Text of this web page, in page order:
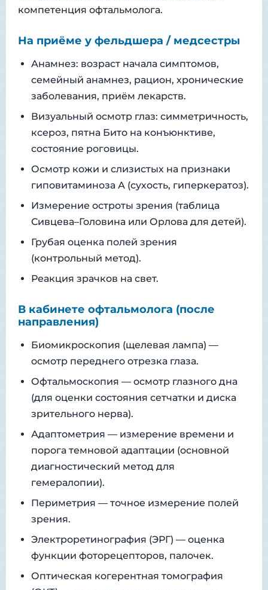
компетенция офтальмолога.
На приёме у фельдшера / медсестры
Анамнез: возраст начала симптомов,
семейный анамнез, рацион, хронические
заболевания, приём лекарств.
Визуальный осмотр глаз: симметричность,
ксероз, пятна Бито на конъюнктиве,
состояние роговицы.
Осмотр кожи и слизистых на признаки
гиповитаминоза А (сухость, гиперкератоз).
Измерение остроты зрения (таблица
Сивцева–Головина или Орлова для детей).
Грубая оценка полей зрения
(контрольный метод).
Реакция зрачков на свет.
В кабинете офтальмолога (после
направления)
Биомикроскопия (щелевая лампа) —
осмотр переднего отрезка глаза.
Офтальмоскопия — осмотр глазного дна
(для оценки состояния сетчатки и диска
зрительного нерва).
Адаптометрия — измерение времени и
порога темновой адаптации (основной
диагностический метод для
гемералопии).
Периметрия — точное измерение полей
зрения.
Электроретинография (ЭРГ) — оценка
функции фоторецепторов, палочек.
Оптическая когерентная томография